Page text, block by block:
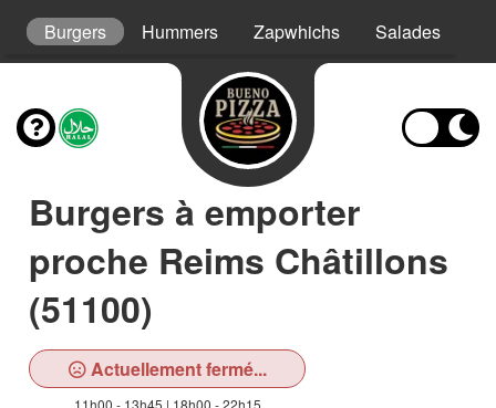
Burgers Hummers Zapwhichs Salades
Burgers à emporter
proche Reims Châtillons
(51100)
Actuellement fermé...
11h00 - 13h45 | 18h00 - 22h15